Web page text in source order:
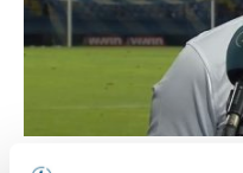
Puzigaća: Drago mi je